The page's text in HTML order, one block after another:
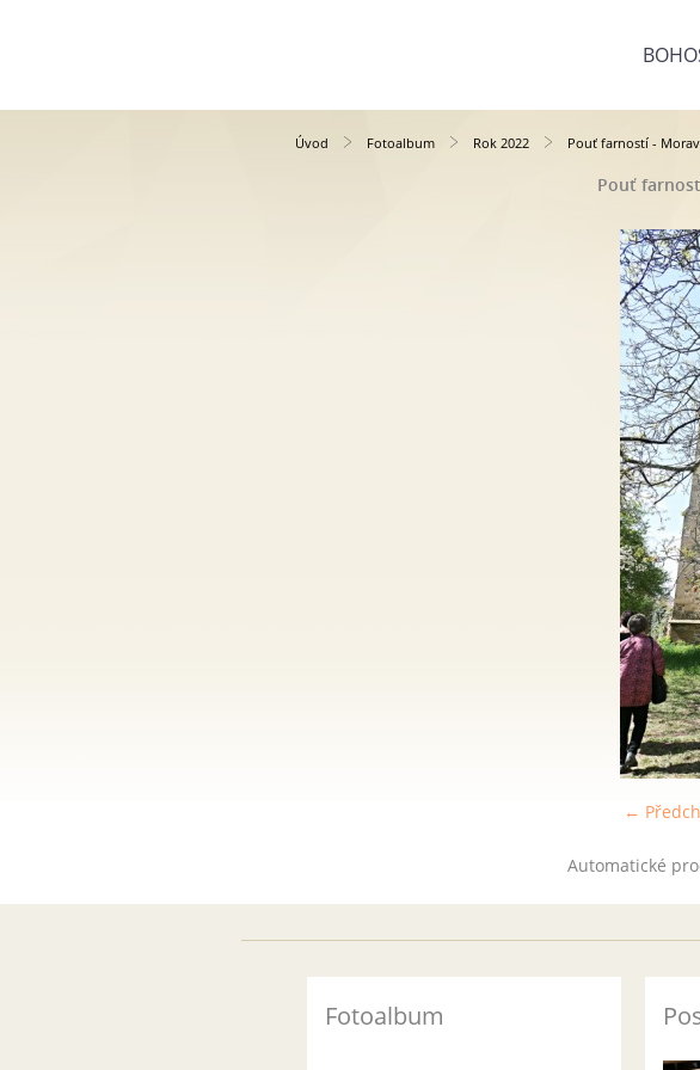
Úvod Fotoalbum Rok 2022 Pouť farností -
Pouť
←
Automatické
Fotoalbum